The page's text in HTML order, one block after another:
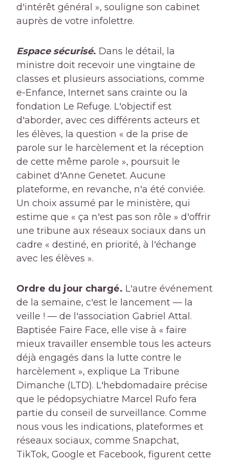
d'intérêt général », souligne son cabinet
auprès de votre infolettre.
Espace sécurisé. Dans le détail, la
ministre doit recevoir une vingtaine de
classes et plusieurs associations, comme
e-Enfance, Internet sans crainte ou la
fondation Le Refuge. L'objectif est
d'aborder, avec ces différents acteurs et
les élèves, la question « de la prise de
parole sur le harcèlement et la réception
de cette même parole », poursuit le
cabinet d'Anne Genetet. Aucune
plateforme, en revanche, n'a été conviée.
Un choix assumé par le ministère, qui
estime que « ça n'est pas son rôle » d'offrir
une tribune aux réseaux sociaux dans un
cadre « destiné, en priorité, à l'échange
avec les élèves ».
Ordre du jour chargé. L'autre événement
de la semaine, c'est le lancement — la
veille ! — de l'association Gabriel Attal.
Baptisée Faire Face, elle vise à « faire
mieux travailler ensemble tous les acteurs
déjà engagés dans la lutte contre le
harcèlement », explique La Tribune
Dimanche (LTD). L'hebdomadaire précise
que le pédopsychiatre Marcel Rufo fera
partie du conseil de surveillance. Comme
nous vous les indications, plateformes et
réseaux sociaux, comme Snapchat,
TikTok, Google et Facebook, figurent cette